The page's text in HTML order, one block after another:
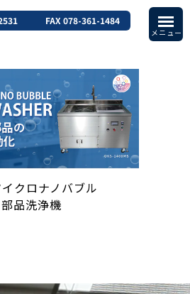
FAX 078-361-1484
クロナノバブル
部品洗浄機